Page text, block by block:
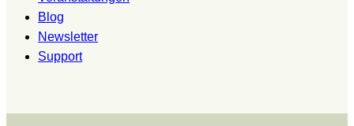
Blog
Newsletter
Support